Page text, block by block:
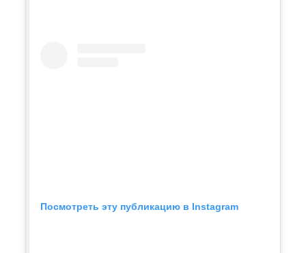
Посмотреть эту публикацию в Instagram